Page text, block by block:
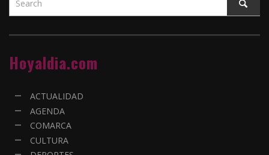
Hoyaldia.com
ACTUALIDAD
AGENDA
COMARCA
CULTURA